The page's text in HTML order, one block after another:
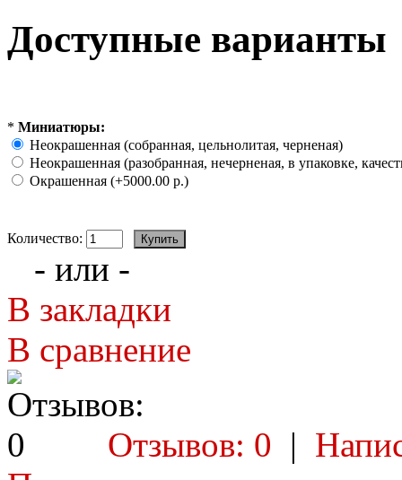
Доступные варианты
* Миниатюры:
Неокрашенная (собранная, цельнолитая, черненая)
Неокрашенная (разобранная, нечерненая, в упаковке,
Окрашенная (+5000.00 р.)
Количество:
- или -
В закладки
В сравнение
Отзывов: 0 |